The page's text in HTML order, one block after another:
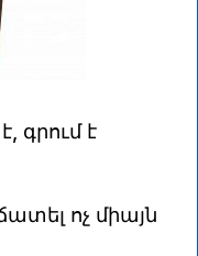
գրում է
ոչ միայն